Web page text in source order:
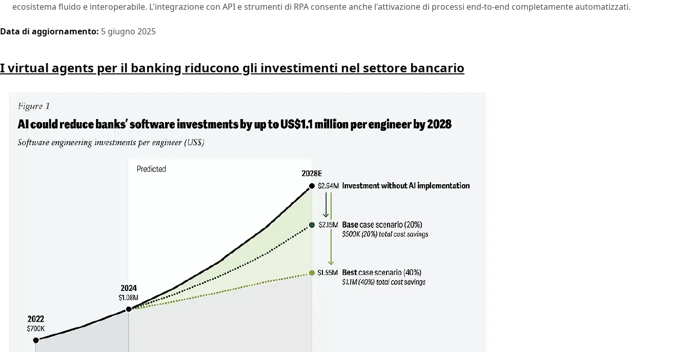
ecosistema fluido e interoperabile. L'integrazione con API e strumenti di RPA consente anche l'attivazione di processi end-to-end completamente automatizzati.
Data di aggiornamento: 5 giugno 2025
I virtual agents per il banking riducono gli investimenti nel settore bancario